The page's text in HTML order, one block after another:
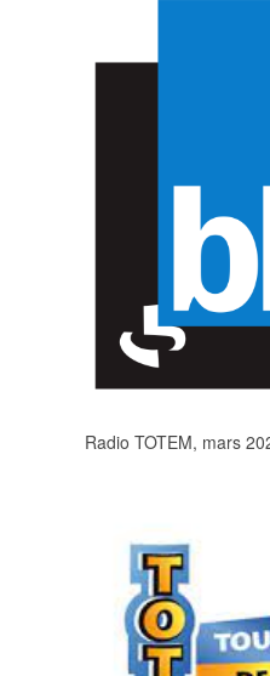
Radio TOTEM, mars